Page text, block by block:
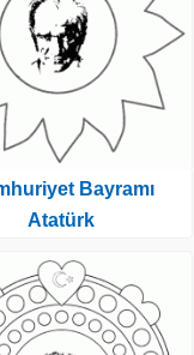
Bayramı
Atatürk